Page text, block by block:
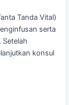
Tanda Vital)
serta
Setelah
konsul